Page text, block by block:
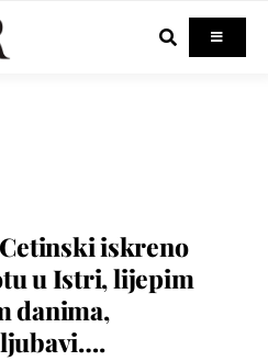
Toggle
iskreno
u Istri, lijepim
danima,